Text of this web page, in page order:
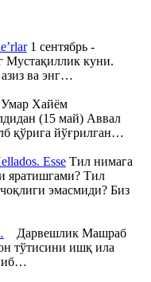
1 сентябрь -
Мустақиллик куни.
ва энг…
Хайём
(15 май) Аввал
қўрига йўғрилган…
Esse Тил нимага
яратишгами? Тил
эмасмиди? Биз
Дарвешлик Машраб
тўтисини ишқ ила